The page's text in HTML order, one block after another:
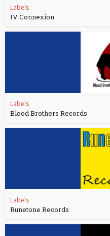
Labels
IV Connexion
Labels
Blood Brothers Records
Labels
Runetone Records